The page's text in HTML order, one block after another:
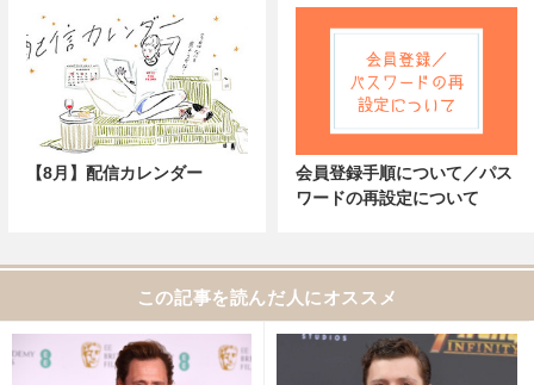
【8月】配信カレンダー
会員登録手順について／パス
ワードの再設定について
この記事を読んだ人にオススメ